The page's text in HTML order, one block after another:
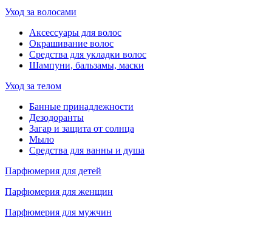
Уход за волосами
Аксессуары для волос
Окрашивание волос
Средства для укладки волос
Шампуни, бальзамы, маски
Уход за телом
Банные принадлежности
Дезодоранты
Загар и защита от солнца
Мыло
Средства для ванны и душа
Парфюмерия для детей
Парфюмерия для женщин
Парфюмерия для мужчин